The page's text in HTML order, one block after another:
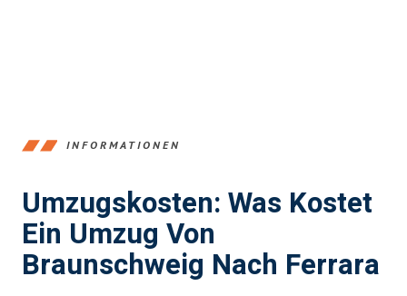
INFORMATIONEN
Umzugskosten: Was Kostet
Ein Umzug Von
Braunschweig Nach Ferrara